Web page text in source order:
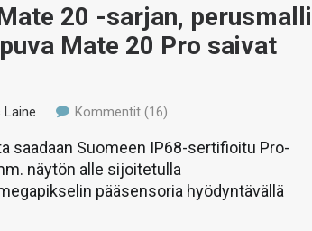
20 -sarjan, perusmalli
Mate 20 Pro saivat
Laine Kommentit (16)
saadaan Suomeen IP68-sertifioitu Pro-
näytön alle sijoitetulla
pääsensoria hyödyntävällä